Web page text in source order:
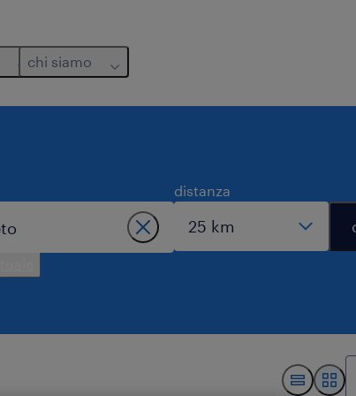
chi siamo
distanza